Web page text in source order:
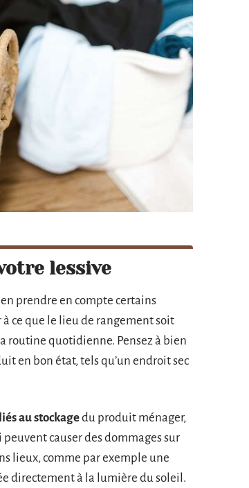
lessive
prendre en compte certains
ce que le lieu de rangement soit
routine quotidienne. Pensez à bien
en bon état, tels qu’un endroit sec
au stockagedu produit ménager,
causer des dommages sur
lieux, comme par exemple une
directement à la lumière du soleil.